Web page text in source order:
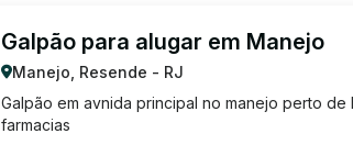
Galpão para alugar em Manejo
Manejo, Resende - RJ
Galpão em avnida principal no manejo perto de
farmacias